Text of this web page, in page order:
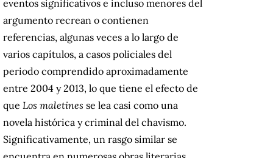
eventos significativos e incluso menores del
argumento recrean o contienen
referencias, algunas veces a lo largo de
varios capítulos, a casos policiales del
periodo comprendido aproximadamente
entre 2004 y 2013, lo que tiene el efecto de
que Los maletines se lea casi como una
novela histórica y criminal del chavismo.
Significativamente, un rasgo similar se